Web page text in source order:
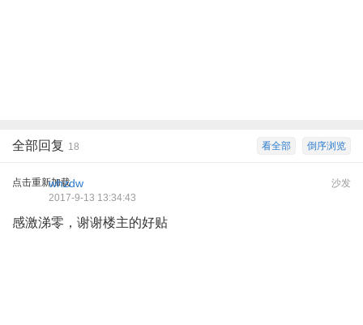
倒序浏览
看全部
全部回复 18
点击重新加载 沙发
whzdw
2017-9-13 13:34:43
感激涕零，谢谢楼主的好贴